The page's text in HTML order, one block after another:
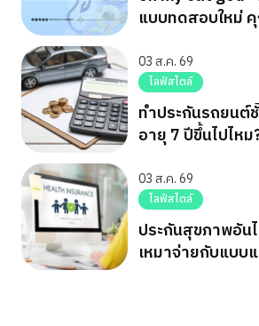
แบบทดสอบใหม่
03 ส.ค. 69
ไลฟ์สไตล์
ทำประกันรถยนต์
อายุ 7 ปีขึ้นไปไหม
03 ส.ค. 69
ไลฟ์สไตล์
ประกันสุขภาพอัน
เหมาจ่ายกับแบบ